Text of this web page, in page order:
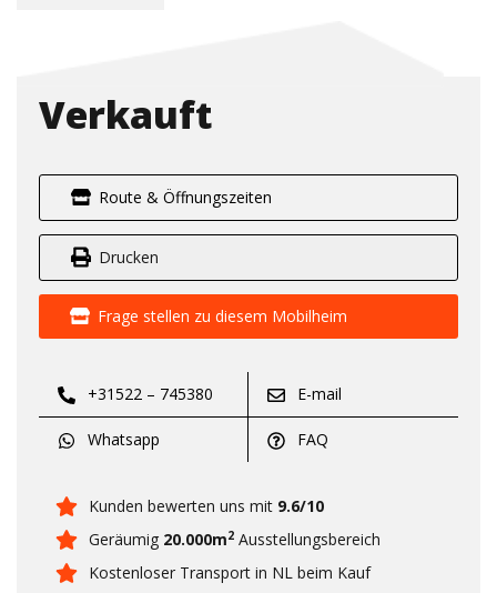
Verkauft
Route & Öffnungszeiten
Drucken
Frage stellen zu diesem Mobilheim
+31522 – 745380 E-mail
Whatsapp FAQ
Kunden bewerten uns mit 9.6/10
Geräumig 20.000m2 Ausstellungsbereich
Kostenloser Transport in NL beim Kauf